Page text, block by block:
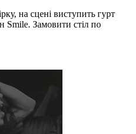
на сцені виступить гурт
Замовити стіл по